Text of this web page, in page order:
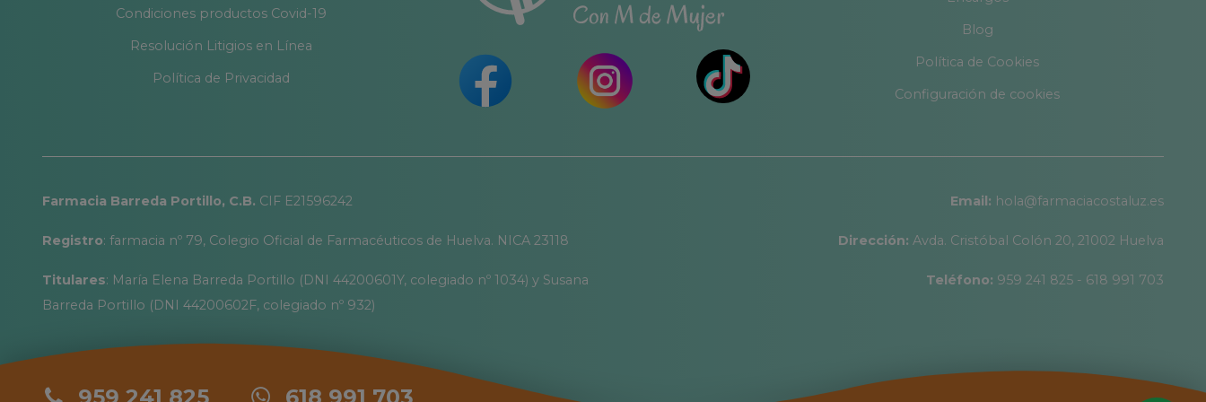
Zinc 10 mg
Iodo 200 mcg
Selenio 20 mcg
Condiciones productos Covid-19
Resolución Litigios en Línea
Política de Privacidad
Blog
Política de Cookies
Configuración de cookies
Farmacia Barreda Portillo, C.B. CIF E21596242
Registro: farmacia nº 79, Colegio Oficial de Farmacéuticos de Huelva. NICA 23118
Titulares: María Elena Barreda Portillo (DNI 44200601Y, colegiado nº 1034) y Susana
Barreda Portillo (DNI 44200602F, colegiado nº 932)
Email: hola@farmaciacostaluz.es
Dirección: Avda. Cristóbal Colón 20, 21002 Huelva
Teléfono: 959 241 825 - 618 991 703